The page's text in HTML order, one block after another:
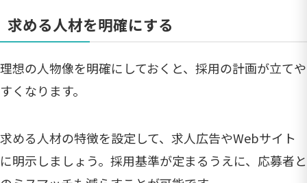
求める人材を明確にする
理想の人物像を明確にしておくと、採用の計画が立てや
すくなります。
求める人材の特徴を設定して、求人広告やWebサイト
に明示しましょう。採用基準が定まるうえに、応募者と